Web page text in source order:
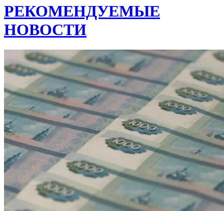
РЕКОМЕНДУЕМЫЕ
НОВОСТИ